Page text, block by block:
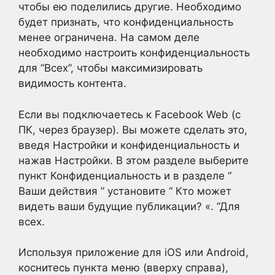
чтобы ею поделились другие. Необходимо
будет признать, что конфиденциальность
менее ограничена. На самом деле
необходимо настроить конфиденциальность
для ”Всех”, чтобы максимизировать
видимость контента.
Если вы подключаетесь к Facebook Web (с
ПК, через браузер). Вы можете сделать это,
введя Настройки и конфиденциальность и
нажав Настройки. В этом разделе выберите
пункт Конфиденциальность и в разделе “
Ваши действия ” установите “ Кто может
видеть ваши будущие публикации? «. ”Для
всех.
Используя приложение для iOS или Android,
коснитесь пункта меню (вверху справа),